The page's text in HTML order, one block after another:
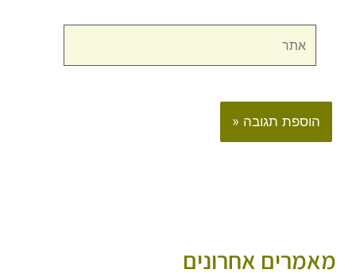
מאמרים אחרונים